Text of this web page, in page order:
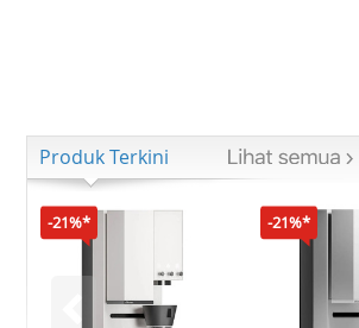
Produk Terkini
-21%* -21%*